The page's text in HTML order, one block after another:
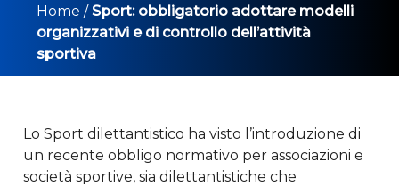
Home /Sport: obbligatorio adottare modelli
organizzativi e di controllo dell’attività
sportiva
Lo Sport dilettantistico ha visto l’introduzione di
un recente obbligo normativo per associazioni e
società sportive, sia dilettantistiche che